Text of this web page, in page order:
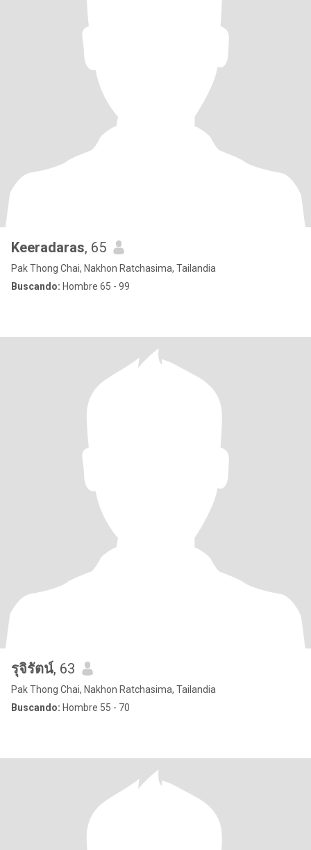
Keeradaras, 65
Pak Thong Chai, Nakhon Ratchasima, Tailandia
Buscando: Hombre 65 - 99
รุจิรัตน์, 63
Pak Thong Chai, Nakhon Ratchasima, Tailandia
Buscando: Hombre 55 - 70